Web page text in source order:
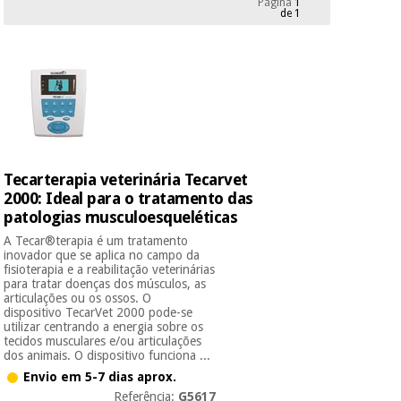
Ofertas
Fisaude
Tech
Academy
Fisaude
Aluguer
chinesa
Mobiliário
clínico
Gabinetes
terapêuticos
Material de
proteção
essencial
para
coronavirus
Aerobic,
fitness
e
Novidades
Outlet
Fisaude
Tech
Academy
sanitário
Medicina
tradicional
Mobiliário
clínico
Gabinetes
terapêuticos
Material de
proteção
Página 1
de 1
Tecarterapia veterinária Tecarvet
2000: Ideal para o tratamento das
patologias musculoesqueléticas
A Tecar®terapia é um tratamento
inovador que se aplica no campo da
fisioterapia e a reabilitação veterinárias
para tratar doenças dos músculos, as
articulações ou os ossos. O
dispositivo TecarVet 2000 pode-se
utilizar centrando a energia sobre os
tecidos musculares e/ou articulações
dos animais. O dispositivo funciona ...
Envio em 5-7 dias aprox.
Referência: G5617